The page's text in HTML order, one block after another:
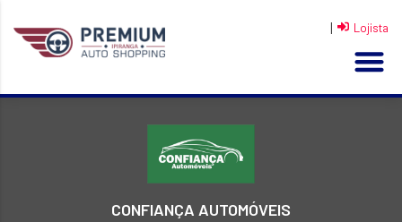
| Lojista
CONFIANÇA AUTOMÓVEIS